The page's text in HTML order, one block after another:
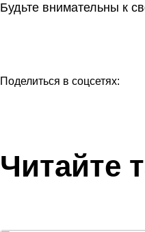
Будьте внимательны к
Поделиться в соцсетях:
Читайте